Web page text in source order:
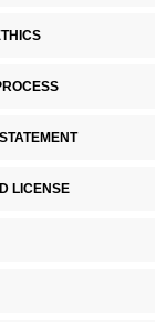
LICENSE